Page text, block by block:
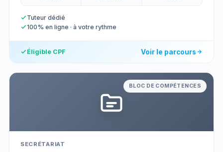
Tuteur dédié
100% en ligne · à votre rythme
Éligible CPF Voir le parcours
BLOC DE COMPÉTENCES
SECRÉTARIAT